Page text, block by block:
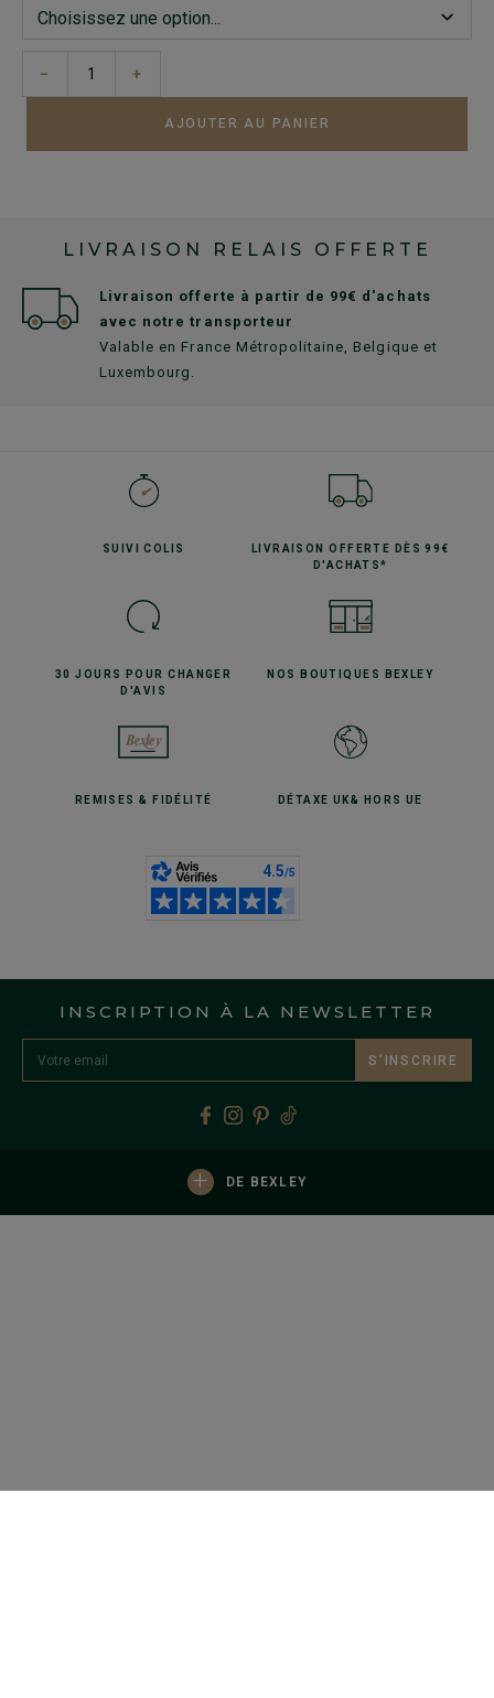
− +
AJOUTER AU PANIER
LIVRAISON RELAIS OFFERTE
Livraison offerte à partir de 99€ d'achats
avec notre transporteur
Valable en France Métropolitaine, Belgique et
Luxembourg.
SUIVICOLIS LIVRAISON OFFERTE
DÈS 99€
D'ACHATS*
30 JOURS POURCHANGER
D'AVIS
NOS BOUTIQUES BEXLEY
REMISES& FIDÉLITÉ DÉTAXE UK& HORS UE
INSCRIPTION À LA NEWSLETTER
S’INSCRIRE
+ DE BEXLEY